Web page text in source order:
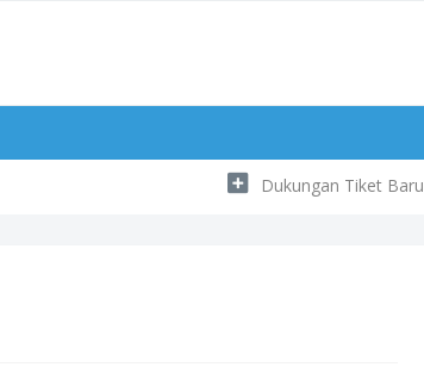
Dukungan Tiket Baru